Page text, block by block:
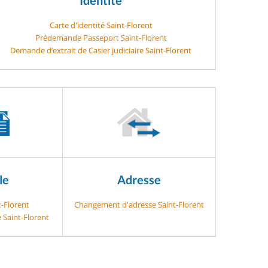
Carte d'identité Saint-Florent
Prédemande Passeport Saint-Florent
Demande d’extrait de Casier judiciaire Saint-Florent
Florent
Saint-Florent
Adresse
Changement d'adresse Saint-Florent